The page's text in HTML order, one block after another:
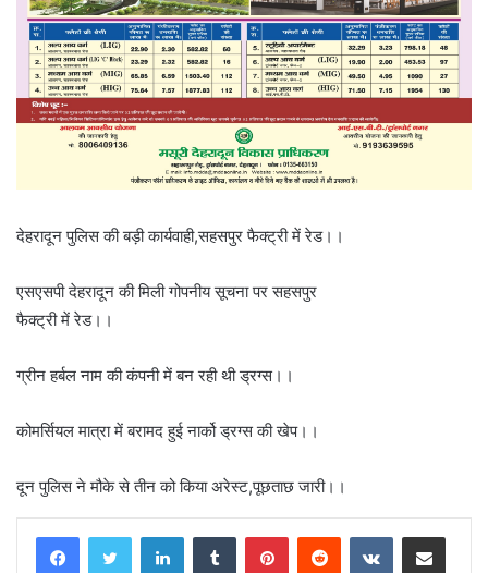
देहरादून पुलिस की बड़ी कार्यवाही,सहसपुर फैक्ट्री में रेड।।
एसएसपी देहरादून की मिली गोपनीय सूचना पर सहसपुर
फैक्ट्री में रेड।।
ग्रीन हर्बल नाम की कंपनी में बन रही थी ड्रग्स।।
कोमर्सियल मात्रा में बरामद हुई नार्को ड्रग्स की खेप।।
दून पुलिस ने मौके से तीन को किया अरेस्ट,पूछताछ जारी।।
LinkedInTumblr PinterestReddit VKontakteShare via Email